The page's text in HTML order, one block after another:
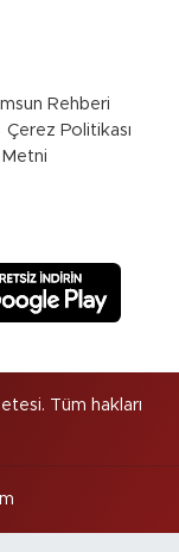
Rehberi
Çerez Politikası
Tüm hakları